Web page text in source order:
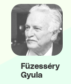
Füzesséry
Gyula